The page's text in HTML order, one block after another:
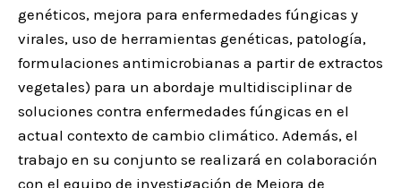
genéticos, mejora para enfermedades fúngicas y
virales, uso de herramientas genéticas, patología,
formulaciones antimicrobianas a partir de extractos
vegetales) para un abordaje multidisciplinar de
soluciones contra enfermedades fúngicas en el
actual contexto de cambio climático. Además, el
trabajo en su conjunto se realizará en colaboración
con el equipo de investigación de Mejora de